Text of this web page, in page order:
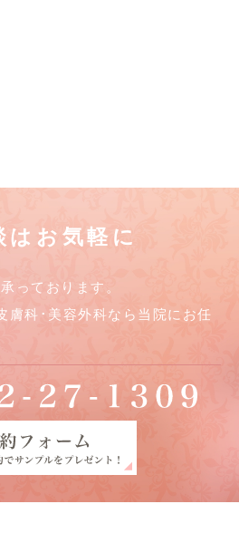
はお気軽に
っております。
膚科･美容外科なら当院にお任